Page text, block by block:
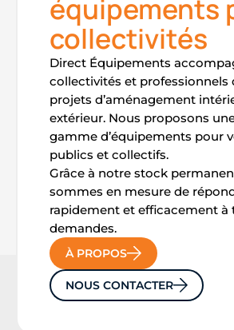
équipements
collectivités
Direct Équipements
collectivités et professionnels
projets d’aménagement
extérieur. Nous proposons
gamme d’équipements pour
publics et collectifs.
Grâce à notre stock
sommes en mesure de
rapidement et efficacement à
demandes.
À PROPOS
NOUS CONTACTER